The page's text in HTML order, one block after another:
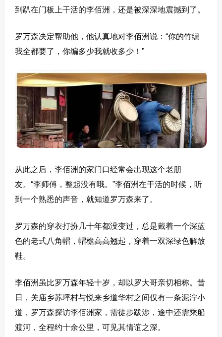
到趴在门板上干活的李佰洲，还是被深深地震撼到了。
罗万森决定帮助他，他认真地对李佰洲说：“你的竹编
我全都要了，你编多少我就收多少！”
从此之后，李佰洲的家门口经常会出现这个老朋
友。“李师傅，整起没有哦。”李佰洲在干活的时候，听
到一个熟悉的声音，就知道罗万森来了。
罗万森的穿衣打扮几十年都没变过，总是戴着一个深蓝
色的老式八角帽，帽檐高高翘起，穿着一双深绿色解放
鞋。
李佰洲虽比罗万森年轻十岁，却以罗大哥亲切相称。昔
日，关庙乡苏坪村与悦来乡道华村之间仅有一条泥泞小
道，罗万森探访李佰洲家，需徒步跋涉，途中还需乘船
渡河，全程约十余公里，可见其情谊之深。